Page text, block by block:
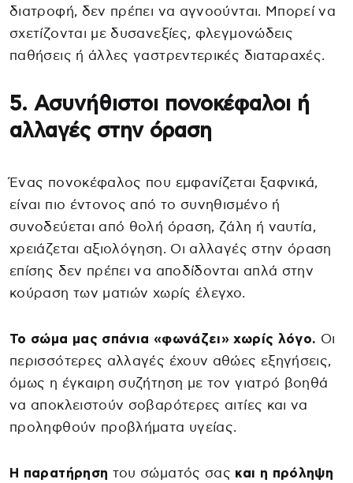
διατροφή, δεν πρέπει να αγνοούνται. Μπορεί να
σχετίζονται με δυσανεξίες, φλεγμονώδεις
παθήσεις ή άλλες γαστρεντερικές διαταραχές.
5. Ασυνήθιστοι πονοκέφαλοι ή
αλλαγές στην όραση
Ένας πονοκέφαλος που εμφανίζεται ξαφνικά,
είναι πιο έντονος από το συνηθισμένο ή
συνοδεύεται από θολή όραση, ζάλη ή ναυτία,
χρειάζεται αξιολόγηση. Οι αλλαγές στην όραση
επίσης δεν πρέπει να αποδίδονται απλά στην
κούραση των ματιών χωρίς έλεγχο.
Το σώμα μας σπάνια «φωνάζει» χωρίς λόγο. Οι
περισσότερες αλλαγές έχουν αθώες εξηγήσεις,
όμως η έγκαιρη συζήτηση με τον γιατρό βοηθά
να αποκλειστούν σοβαρότερες αιτίες και να
προληφθούν προβλήματα υγείας.
Η παρατήρηση του σώματός σας και η πρόληψη